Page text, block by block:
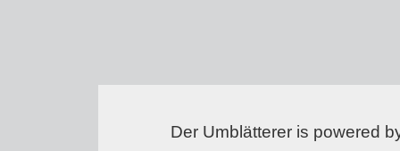
Der Umblätterer is powered